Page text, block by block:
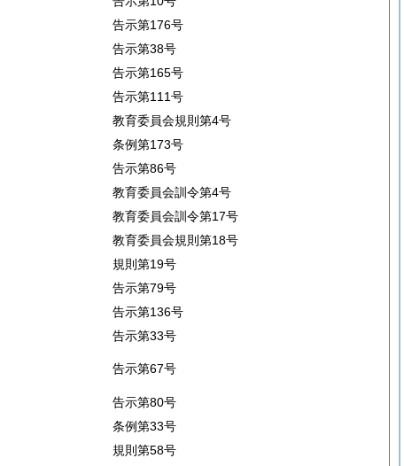
告示第176号
告示第38号
告示第165号
告示第111号
教育委員会規則第4号
条例第173号
告示第86号
教育委員会訓令第4号
教育委員会訓令第17号
教育委員会規則第18号
規則第19号
告示第79号
告示第136号
告示第33号
告示第67号
告示第80号
条例第33号
規則第58号